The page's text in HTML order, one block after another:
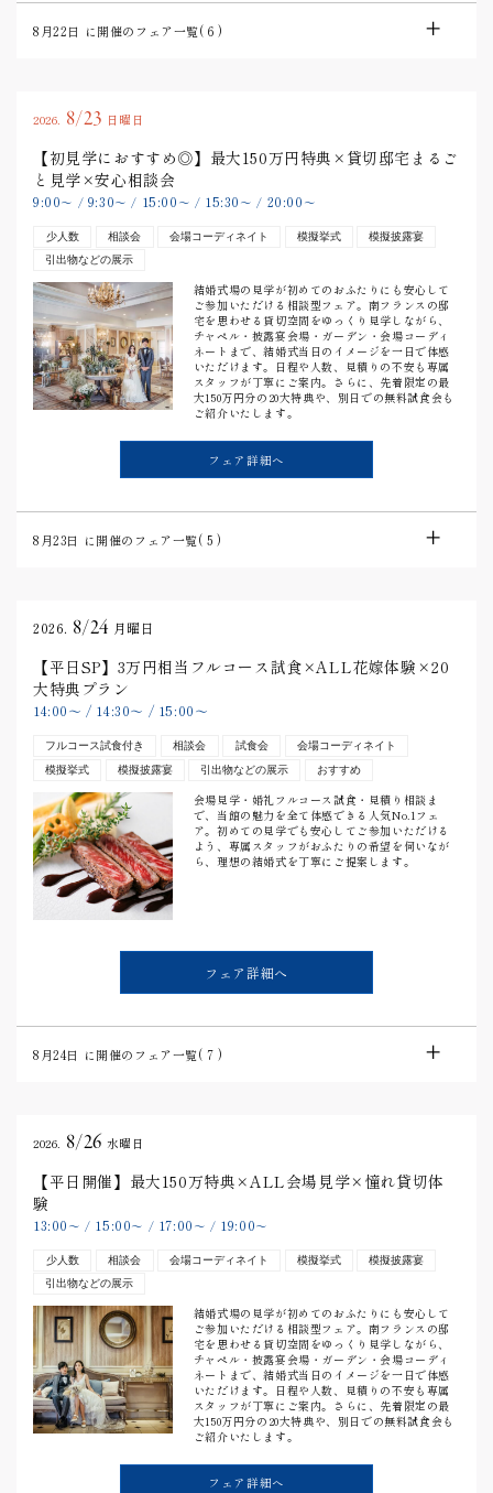
8月22日 に開催のフェア一覧(6 )
2026. 8/23 日曜日
【初見学におすすめ◎】最大150万円特典×貸切邸宅まるご
と見学×安心相談会
9:00〜 / 9:30〜 / 15:00 〜 / 15:30 〜 / 20:00 〜
少人数 相談会 会場コーディネイト 模擬挙式
模擬披露宴
引出物などの展示
結婚式場の見学が初めてのおふたりにも安心して
ご参加いただける相談型フェア。南フランスの邸
宅を思わせる貸切空間をゆっくり見学しながら、
チャペル・披露宴会場・ガーデン・会場コーディ
ネートまで、結婚式当日のイメージを一日で体感
いただけます。日程や人数、見積りの不安も専属
スタッフが丁寧にご案内。さらに、先着限定の最
大150万円分の20大特典や、別日での無料試食会も
ご紹介いたします。
フェア詳細へ
8月23日 に開催のフェア一覧(5 )
2026. 8/24 月曜日
【平日SP】3万円相当フルコース試食×ALL花嫁体験×20
大特典プラン
14:00〜 / 14:30〜 / 15:00〜
フルコース試食付き 相談会 試食会
会場コーディネイト
模擬挙式
模擬披露宴 引出物などの展示 おすすめ
会場見学・婚礼フルコース試食・見積り相談ま
で、当館の魅力を全て体感できる人気No.1フェ
ア。初めての見学でも安心してご参加いただける
よう、専属スタッフがおふたりの希望を伺いなが
ら、理想の結婚式を丁寧にご提案します。
フェア詳細へ
8月24日 に開催のフェア一覧(7 )
2026. 8/26 水曜日
【平日開催】最大150万特典×ALL会場見学×憧れ貸切体
験
13:00 〜 / 15:00〜 / 17:00 〜 / 19:00〜
少人数 相談会 会場コーディネイト 模擬挙式
模擬披露宴
引出物などの展示
結婚式場の見学が初めてのおふたりにも安心して
ご参加いただける相談型フェア。南フランスの邸
宅を思わせる貸切空間をゆっくり見学しながら、
チャペル・披露宴会場・ガーデン・会場コーディ
ネートまで、結婚式当日のイメージを一日で体感
いただけます。日程や人数、見積りの不安も専属
スタッフが丁寧にご案内。さらに、先着限定の最
大150万円分の20大特典や、別日での無料試食会も
ご紹介いたします。
フェア詳細へ